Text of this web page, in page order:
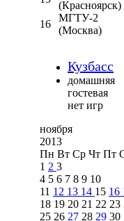
(Красноярск)
16
МГТУ-2
(Москва)
Кузбасс
домашняя
гостевая
нет игр
ноября
2013
Пн Вт Ср Чт Пт
1 2 3
4 5 6 7 8 9 10
11 12 13 14 15 16
18 19 20 21 22 23
25 26 27 28 29 30